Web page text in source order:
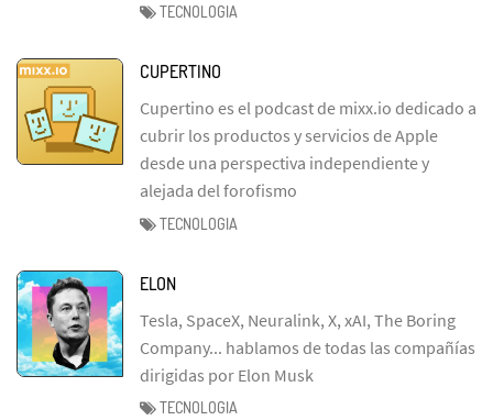
TECNOLOGIA
CUPERTINO
Cupertino es el podcast de mixx.io dedicado a
cubrir los productos y servicios de Apple
desde una perspectiva independiente y
alejada del forofismo
TECNOLOGIA
ELON
Tesla, SpaceX, Neuralink, X, xAI, The Boring
Company... hablamos de todas las compañías
dirigidas por Elon Musk
TECNOLOGIA